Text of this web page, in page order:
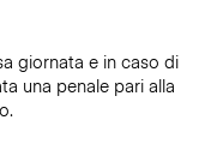
giornata e in caso di
una penale pari alla